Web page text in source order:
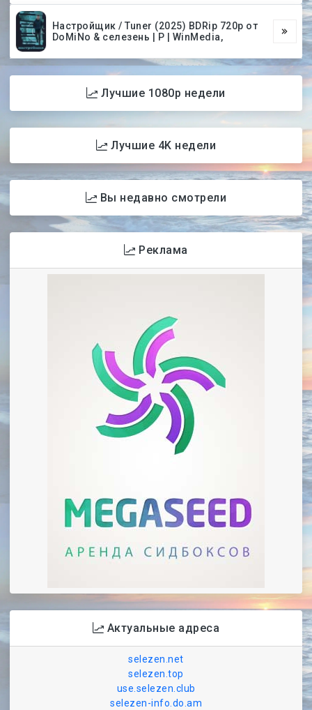
Настройщик / Tuner (2025) BDRip 720p от
DoMiNo & селезень | P | WinMedia,
Лучшие 1080p недели
Лучшие 4K недели
Вы недавно смотрели
Реклама
Актуальные адреса
selezen.net
selezen.top
use.selezen.club
selezen-info.do.am